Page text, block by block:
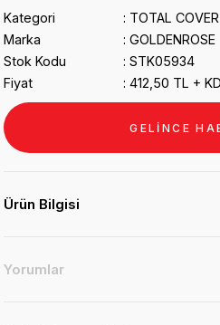
Kategori
TOTAL
Marka
GOLDENROSE
Stok Kodu
STK05934
Fiyat
412,50 TL +
GELİNCE
Ürün Bilgisi
Yorumlar